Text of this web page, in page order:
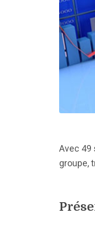
Avec 49
groupe,